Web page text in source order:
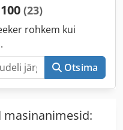
(23)
rohkem kui
Otsima
masinanimesid: